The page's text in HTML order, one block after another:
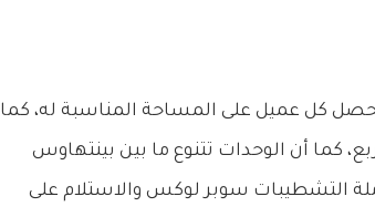
كل عميل على المساحة المناسبة له، كما
هذا المشروع تبدأ من 80 متر مربع إلى 160 متر مربع، كما أن الوحدات تتنوع ما بين بينتهاوس
التشطيبات سوبر لوكس والاستلام على